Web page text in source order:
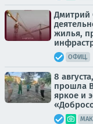
Дмитрий
жилья,
ОФИЦ.
8
прошла
яркое и